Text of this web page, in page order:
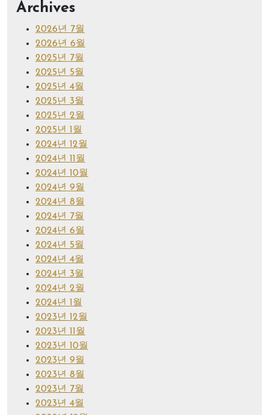
Archives
2026년 7월
2026년 6월
2025년 7월
2025년 5월
2025년 4월
2025년 3월
2025년 2월
2025년 1월
2024년 12월
2024년 11월
2024년 10월
2024년 9월
2024년 8월
2024년 7월
2024년 6월
2024년 5월
2024년 4월
2024년 3월
2024년 2월
2024년 1월
2023년 12월
2023년 11월
2023년 10월
2023년 9월
2023년 8월
2023년 7월
2023년 4월